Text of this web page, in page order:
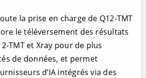
la prise en charge de Q12-TMT
le téléversement des résultats
TMT et Xray pour de plus
de données, et permet
d’IA intégrés via des